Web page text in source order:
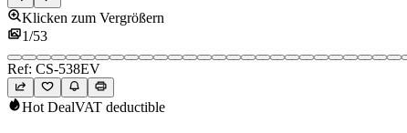
Klicken zum Vergrößern
1/53
Ref: CS-538EV
Hot DealVAT deductible